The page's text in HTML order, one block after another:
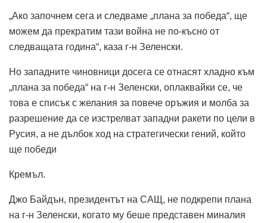
„Ако започнем сега и следваме „плана за победа“, ще
можем да прекратим тази война не по-късно от
следващата година“, каза г-н Зеленски.
Но западните чиновници досега се отнасят хладно към
„плана за победа“ на г-н Зеленски, оплаквайки се, че
това е списък с желания за повече оръжия и молба за
разрешение да се изстрелват западни ракети по цели в
Русия, а не дълбок ход на стратегически гений, който
ще победи
Кремъл.
Джо Байдън, президентът на САЩ, не подкрепи плана
на г-н Зеленски, когато му беше представен миналия